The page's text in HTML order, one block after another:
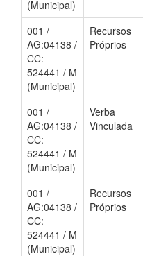
(Municipal)
001 /
AG:04138 /
CC:
524441 / M
(Municipal)
Recursos
Próprios
001 /
AG:04138 /
CC:
524441 / M
(Municipal)
Verba
Vinculada
001 /
AG:04138 /
CC:
524441 / M
(Municipal)
Recursos
Próprios